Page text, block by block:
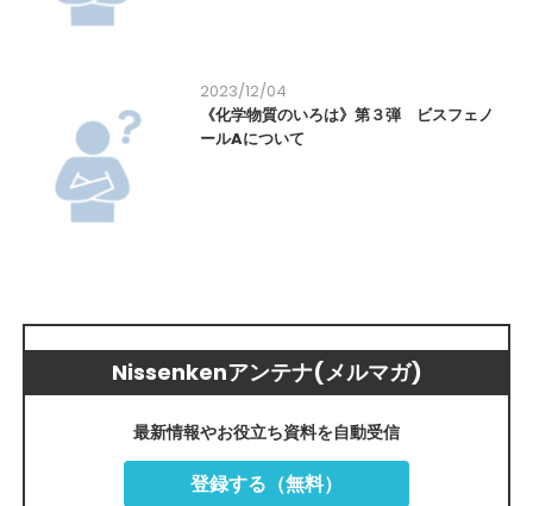
2023/12/04
《化学物質のいろは》第３弾 ビスフェノ
ールAについて
Nissenkenアンテナ(メルマガ)
最新情報やお役立ち資料を自動受信
登録する（無料）